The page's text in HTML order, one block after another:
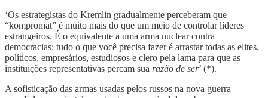
‘Os estrategistas do Kremlin gradualmente perceberam que
“kompromat” é muito mais do que um meio de controlar líderes
estrangeiros. É o equivalente a uma arma nuclear contra
democracias: tudo o que você precisa fazer é arrastar todas as elites,
políticos, empresários, estudiosos e clero pela lama para que as
instituições representativas percam sua razão de ser’ (*).
A sofisticação das armas usadas pelos russos na nova guerra